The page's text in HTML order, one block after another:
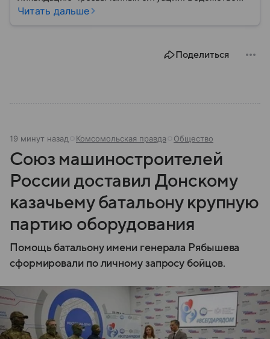
играет важную роль в защите граждан от
задачи выполняет и какую роль играет в
Читать дальше
Поделиться
19 минут назад Комсомольская правда Общество
Союз машиностроителей
России доставил Донскому
казачьему батальону крупную
партию оборудования
Помощь батальону имени генерала Рябышева
сформировали по личному запросу бойцов.